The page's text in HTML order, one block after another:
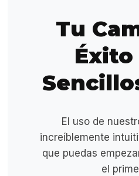
Tu
Éxito
El uso de
increíblemente
que puedas
el